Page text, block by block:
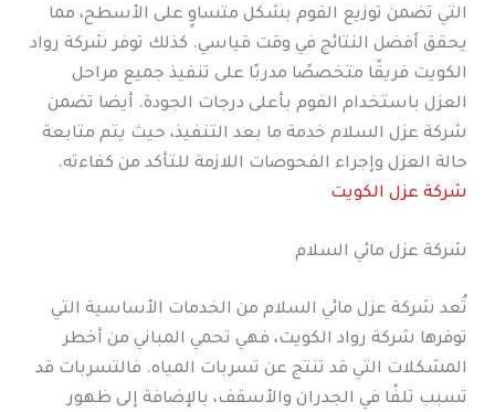
التي تضمن توزيع الفوم بشكل متساوٍ على الأسطح، مما
يحقق أفضل النتائج في وقت قياسي. كذلك توفر شركة رواد
الكويت فريقًا متخصصًا مدربًا على تنفيذ جميع مراحل
العزل باستخدام الفوم بأعلى درجات الجودة. أيضا تضمن
شركة عزل السلام خدمة ما بعد التنفيذ، حيث يتم متابعة
حالة العزل وإجراء الفحوصات اللازمة للتأكد من كفاءته.
شركة عزل الكويت
شركة عزل مائي السلام
تُعد شركة عزل مائي السلام من الخدمات الأساسية التي
توفرها شركة رواد الكويت، فهي تحمي المباني من أخطر
المشكلات التي قد تنتج عن تسربات المياه. فالتسربات قد
تسبب تلفًا في الجدران والأسقف، بالإضافة إلى ظهور